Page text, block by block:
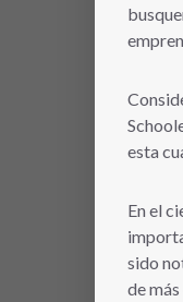
esta
En el
sido
de